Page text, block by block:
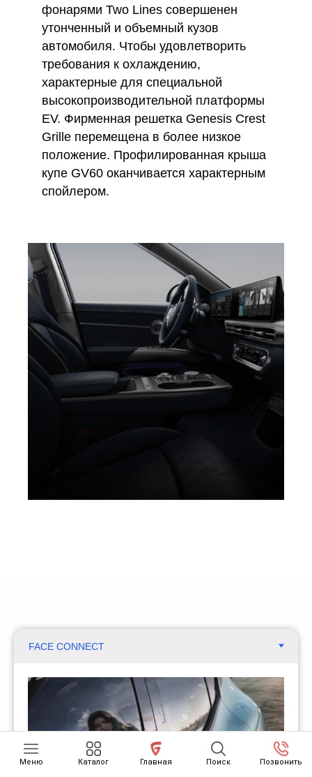
Меню Каталог Главная Поиск Позвонить
фонарями Two Lines совершенен
утонченный и объемный кузов
автомобиля. Чтобы удовлетворить
требования к охлаждению,
характерные для специальной
высокопроизводительной платформы
EV. Фирменная решетка Genesis Crest
Grille перемещена в более низкое
положение. Профилированная крыша
купе GV60 оканчивается характерным
спойлером.